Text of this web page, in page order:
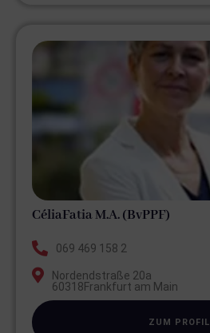
CéliaFatia M.A. (BvPPF)
069 469 158 2
Nordendstraße 20a
60318Frankfurt am Main
ZUM PROFIL